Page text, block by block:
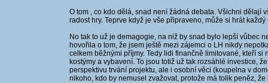
O tom , co kdo dělá, snad není žádná debata. Všichni dělají
radost hry. Teprve když je vše připraveno, může si hrát každý
No tak to už je demagogie, na niž by snad bylo lepší vůbec
hovořila o tom, že jsem ještě mezi zájemci o LH nikdy
celkem běžnými příjmy. Tedy lidi finančně limitované, kteří
kostýmy a vybavení. To jsou totiž už tak rozsáhlé investice,
perspektivu trvání projektu, ale i osobní věci (koupelna v
nikoho, kdo by nemusel zvažovat, protože má tolik peněz,